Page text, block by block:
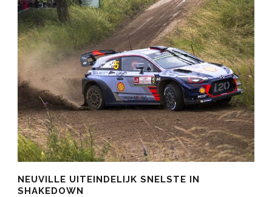
NEUVILLE UITEINDELIJK SNELSTE IN
SHAKEDOWN